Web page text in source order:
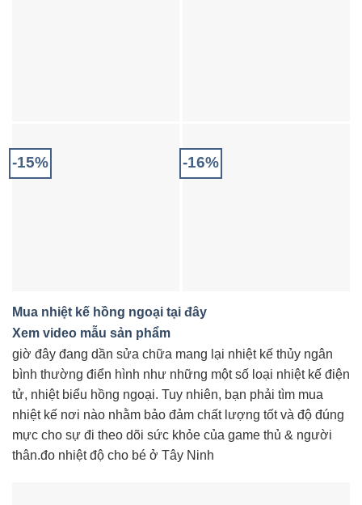
-15% -16%
Mua nhiệt kế hồng ngoại tại đây
Xem video mẫu sản phẩm
giờ đây đang dần sửa chữa mang lại nhiệt kế thủy ngân
bình thường điển hình như những một số loại nhiệt kế điện
tử, nhiệt biểu hồng ngoại. Tuy nhiên, bạn phải tìm mua
nhiệt kế nơi nào nhằm bảo đảm chất lượng tốt và độ đúng
mực cho sự đi theo dõi sức khỏe của game thủ & người
thân.đo nhiệt độ cho bé ở Tây Ninh